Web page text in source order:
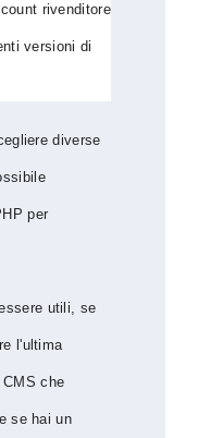
rivenditore
versioni di
diverse
per
utili, se
l'ultima
che
se hai un